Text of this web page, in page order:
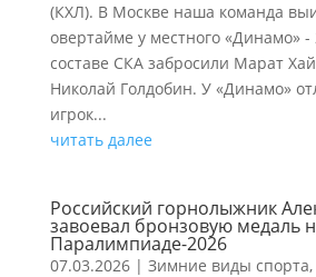
(КХЛ). В Москве наша команда
овертайме у местного «Динамо»
составе СКА забросили Марат
Николай Голдобин. У «Динамо»
игрок...
читать далее
Российский горнолыжник
завоевал бронзовую медаль
Паралимпиаде-2026
07.03.2026| Зимние виды спорта,